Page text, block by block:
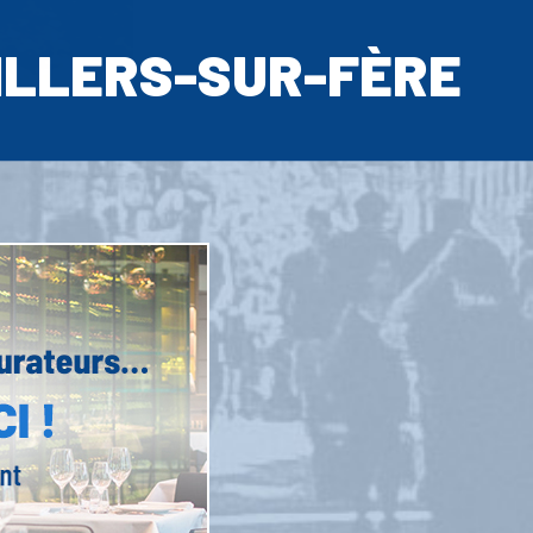
SUR-FÈRE